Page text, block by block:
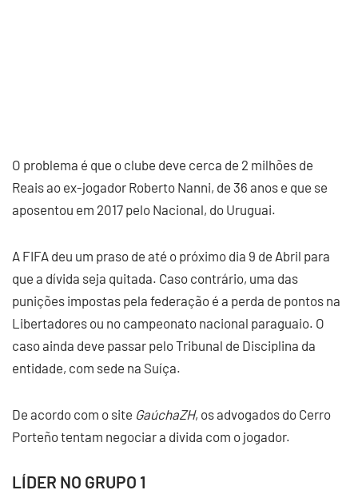
O problema é que o clube deve cerca de 2 milhões de
Reais ao ex-jogador Roberto Nanni, de 36 anos e que se
aposentou em 2017 pelo Nacional, do Uruguai.
A FIFA deu um praso de até o próximo dia 9 de Abril para
que a dívida seja quitada. Caso contrário, uma das
punições impostas pela federação é a perda de pontos na
Libertadores ou no campeonato nacional paraguaio. O
caso ainda deve passar pelo Tribunal de Disciplina da
entidade, com sede na Suíça.
De acordo com o site GaúchaZH, os advogados do Cerro
Porteño tentam negociar a divida com o jogador.
LÍDER NO GRUPO 1